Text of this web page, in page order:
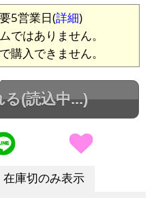
5営業日(詳細)
ではありません。
購入できません。
る(読込中...)
在庫切のみ表示